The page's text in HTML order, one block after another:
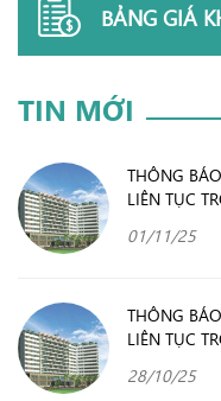
BẢNG GIÁ
TIN MỚI
THÔNG
LIÊN TỤC
01/11/25
THÔNG
LIÊN TỤC
28/10/25